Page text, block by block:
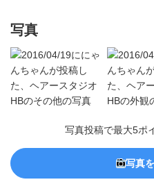
写真
写真投稿で最大5ポ
写真